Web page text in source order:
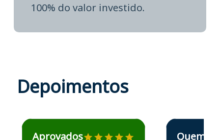
100% do valor investido.
Depoimentos
Estudante José recomenda o Aprova Concursos em
Aprovados
Estudante Elais
Quem